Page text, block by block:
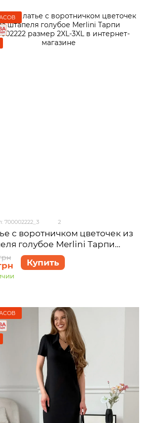
700002222_3 2
с воротничком цветочек из
голубое Merlini Тарпи
размер 2XL-3XL
Купить